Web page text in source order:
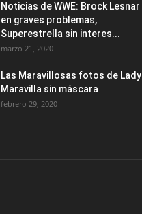
Noticias de WWE: Brock Lesnar
en graves problemas,
Superestrella sin interes...
marzo 21, 2020
Las Maravillosas fotos de Lady
Maravilla sin máscara
febrero 29, 2020